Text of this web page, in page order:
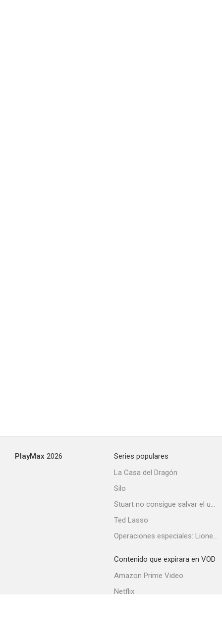
PlayMax 2026
Series populares
La Casa del Dragón
Silo
Stuart no consigue salvar el universo
Ted Lasso
Operaciones especiales: Lioness
Contenido que expirara en VOD
Amazon Prime Video
Netflix